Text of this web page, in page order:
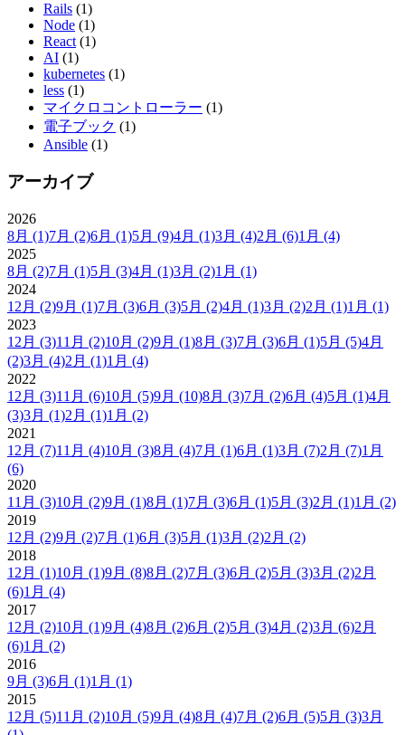
Rails (1)
Node (1)
React (1)
AI (1)
kubernetes (1)
less (1)
マイクロコントローラー (1)
電子ブック (1)
Ansible (1)
アーカイブ
2026
8月 (1)7月 (2)6月 (1)5月 (9)4月 (1)3月 (4)2月 (6)1月 (4)
2025
8月 (2)7月 (1)5月 (3)4月 (1)3月 (2)1月 (1)
2024
12月 (2)9月 (1)7月 (3)6月 (3)5月 (2)4月 (1)3月 (2)2月 (1)1月 (1)
2023
12月 (3)11月 (2)10月 (2)9月 (1)8月 (3)7月 (3)6月 (1)5月 (5)4月
(2)3月 (4)2月 (1)1月 (4)
2022
12月 (3)11月 (6)10月 (5)9月 (10)8月 (3)7月 (2)6月 (4)5月 (1)4月
(3)3月 (1)2月 (1)1月 (2)
2021
12月 (7)11月 (4)10月 (3)8月 (4)7月 (1)6月 (1)3月 (7)2月 (7)1月
(6)
2020
11月 (3)10月 (2)9月 (1)8月 (1)7月 (3)6月 (1)5月 (3)2月 (1)1月 (2)
2019
12月 (2)9月 (2)7月 (1)6月 (3)5月 (1)3月 (2)2月 (2)
2018
12月 (1)10月 (1)9月 (8)8月 (2)7月 (3)6月 (2)5月 (3)3月 (2)2月
(6)1月 (4)
2017
12月 (2)10月 (1)9月 (4)8月 (2)6月 (2)5月 (3)4月 (2)3月 (6)2月
(6)1月 (2)
2016
9月 (3)6月 (1)1月 (1)
2015
12月 (5)11月 (2)10月 (5)9月 (4)8月 (4)7月 (2)6月 (5)5月 (3)3月